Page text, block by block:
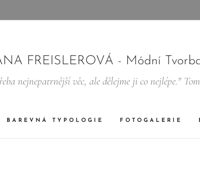
FREISLEROVÁ - Módní
nejnepatrnější věc, ale dělejme ji co nejlépe."
BAREVNÁ TYPOLOGIE FOTOGALERIE